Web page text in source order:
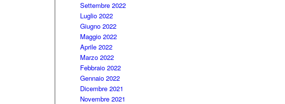
Settembre 2022
Luglio 2022
Giugno 2022
Maggio 2022
Aprile 2022
Marzo 2022
Febbraio 2022
Gennaio 2022
Dicembre 2021
Novembre 2021